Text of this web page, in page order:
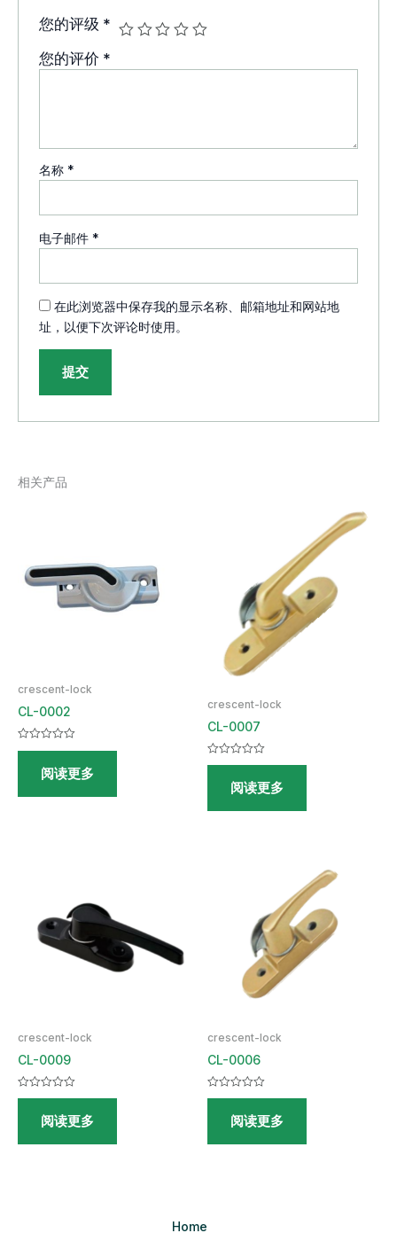
您的评级 *
您的评价 *
名称 *
电子邮件 *
在此浏览器中保存我的显示名称、邮箱地址和网站地
址，以便下次评论时使用。
相关产品
crescent-lock
CL-0002
评
&sol;阅读更多
crescent-lock
CL-0007
评
&sol;阅读更多
crescent-lock
CL-0009
评
&sol;阅读更多
crescent-lock
CL-0006
评
&sol;阅读更多
Home